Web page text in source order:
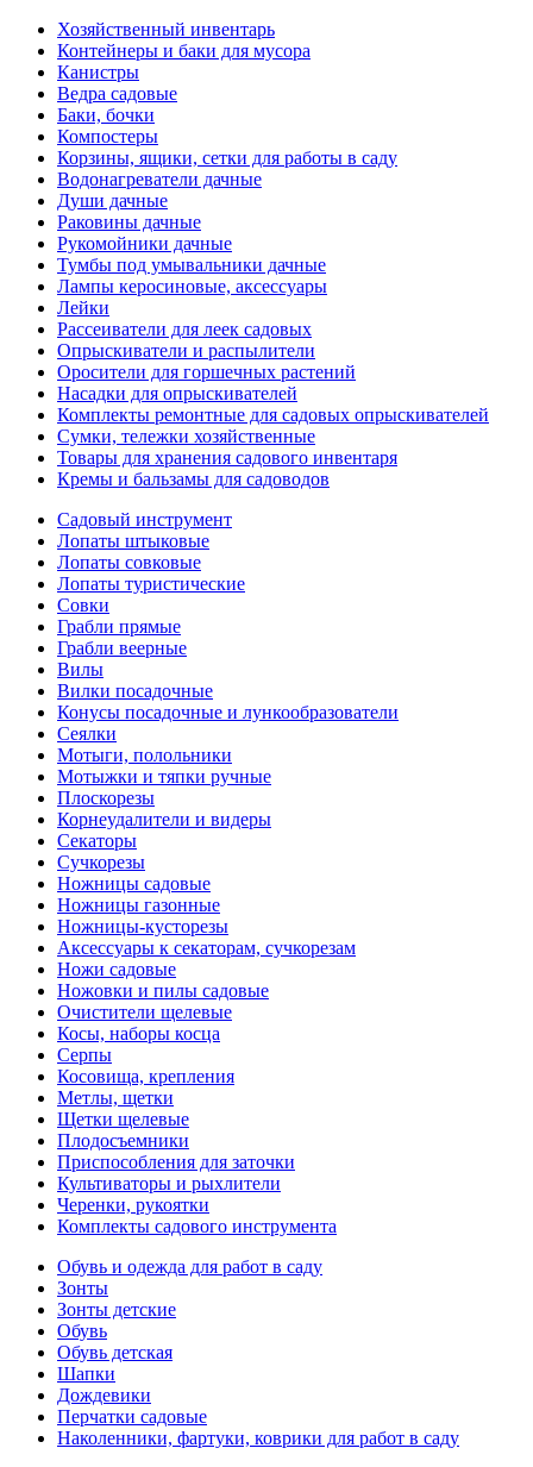
Хозяйственный инвентарь
Контейнеры и баки для мусора
Канистры
Ведра садовые
Баки, бочки
Компостеры
Корзины, ящики, сетки для работы в саду
Водонагреватели дачные
Души дачные
Раковины дачные
Рукомойники дачные
Тумбы под умывальники дачные
Лампы керосиновые, аксессуары
Лейки
Рассеиватели для леек садовых
Опрыскиватели и распылители
Оросители для горшечных растений
Насадки для опрыскивателей
Комплекты ремонтные для садовых опрыскивателей
Сумки, тележки хозяйственные
Товары для хранения садового инвентаря
Кремы и бальзамы для садоводов
Садовый инструмент
Лопаты штыковые
Лопаты совковые
Лопаты туристические
Совки
Грабли прямые
Грабли веерные
Вилы
Вилки посадочные
Конусы посадочные и лункообразователи
Сеялки
Мотыги, полольники
Мотыжки и тяпки ручные
Плоскорезы
Корнеудалители и видеры
Секаторы
Сучкорезы
Ножницы садовые
Ножницы газонные
Ножницы-кусторезы
Аксессуары к секаторам, сучкорезам
Ножи садовые
Ножовки и пилы садовые
Очистители щелевые
Косы, наборы косца
Серпы
Косовища, крепления
Метлы, щетки
Щетки щелевые
Плодосъемники
Приспособления для заточки
Культиваторы и рыхлители
Черенки, рукоятки
Комплекты садового инструмента
Обувь и одежда для работ в саду
Зонты
Зонты детские
Обувь
Обувь детская
Шапки
Дождевики
Перчатки садовые
Наколенники, фартуки, коврики для работ в саду